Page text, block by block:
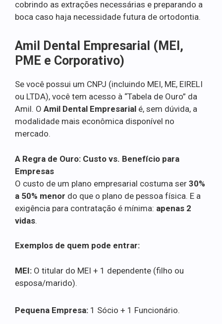
cobrindo as extrações necessárias e preparando a
boca caso haja necessidade futura de ortodontia.
Amil Dental Empresarial (MEI,
PME e Corporativo)
Se você possui um CNPJ (incluindo MEI, ME, EIRELI
ou LTDA), você tem acesso à “Tabela de Ouro” da
Amil. O Amil Dental Empresarial é, sem dúvida, a
modalidade mais econômica disponível no
mercado.
A Regra de Ouro: Custo vs. Benefício para
Empresas
O custo de um plano empresarial costuma ser 30%
a 50% menor do que o plano de pessoa física. E a
exigência para contratação é mínima: apenas 2
vidas.
Exemplos de quem pode entrar:
MEI: O titular do MEI + 1 dependente (filho ou
esposa/marido).
Pequena Empresa: 1 Sócio + 1 Funcionário.